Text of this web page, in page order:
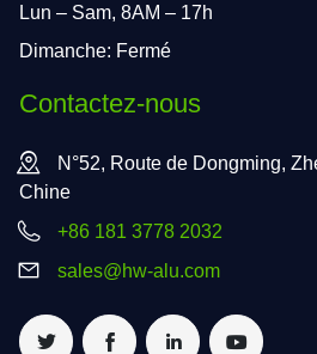
Lun – Sam, 8AM – 17h
Dimanche: Fermé
Contactez-nous
N°52, Route de Dongming,
Chine
+86 181 3778 2032
sales@hw-alu.com